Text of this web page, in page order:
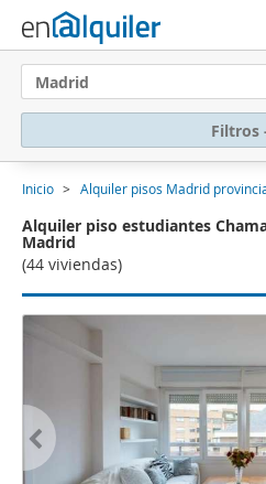
Madrid
Filtros
Inicio Alquiler pisos Madrid
Alquiler piso estudiantes
Madrid
(44 viviendas)